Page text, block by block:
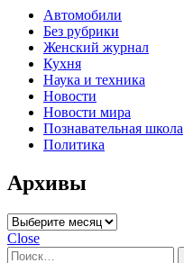
Автомобили
Без рубрики
Женский журнал
Кухня
Наука и техника
Новости
Новости мира
Познавательная школа
Политика
Архивы
Архивы
Close
Найти: